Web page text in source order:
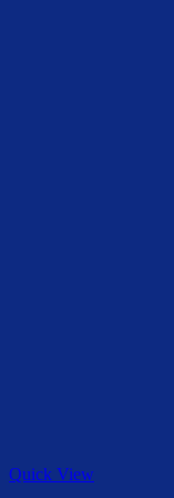
Quick View